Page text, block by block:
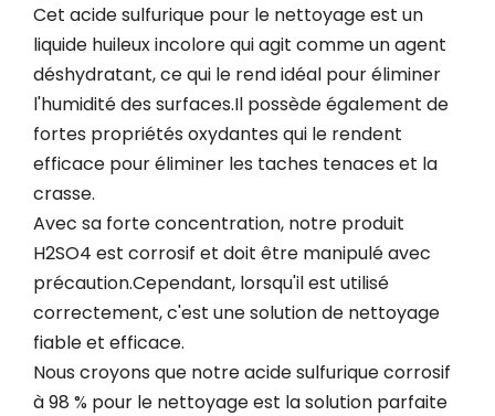
Cet acide sulfurique pour le nettoyage est un
liquide huileux incolore qui agit comme un agent
déshydratant, ce qui le rend idéal pour éliminer
l'humidité des surfaces.Il possède également de
fortes propriétés oxydantes qui le rendent
efficace pour éliminer les taches tenaces et la
crasse.
Avec sa forte concentration, notre produit
H2SO4 est corrosif et doit être manipulé avec
précaution.Cependant, lorsqu'il est utilisé
correctement, c'est une solution de nettoyage
fiable et efficace.
Nous croyons que notre acide sulfurique corrosif
à 98 % pour le nettoyage est la solution parfaite